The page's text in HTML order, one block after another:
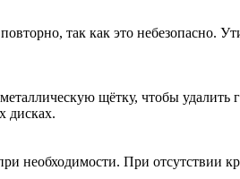
так как это небезопасно.
щётку, чтобы удалить
дисках.
необходимости. При отсутствии